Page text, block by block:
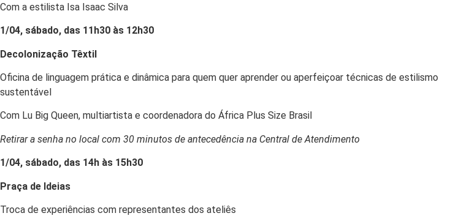
Com a estilista Isa Isaac Silva
1/04, sábado, das 1 1h30 às 12h30
Decolonização Têxtil
Oficina de linguagem prática e dinâmica para quem quer aprender ou aperfeiçoar técnicas de estilismo
sustentável
Com Lu Big Queen, multiartista e coordenadora do África Plus Size Brasil
Retirar a senha no local com 30 minutos de antecedência na Central de Atendimento
1/04, sábado, das 14h às 15h30
Praça de Ideias
Troca de experiências com representantes dos ateliês